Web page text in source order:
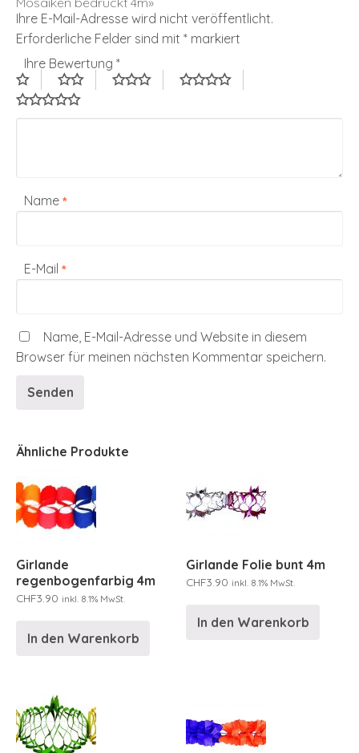
Ihre E-Mail-Adresse wird nicht veröffentlicht.
Erforderliche Felder sind mit * markiert
Ihre Bewertung *
Name *
E-Mail *
Name, E-Mail-Adresse und Website in diesem
Browser für meinen nächsten Kommentar speichern.
Ähnliche Produkte
Girlande
regenbogenfarbig 4m
CHF3.90 inkl. 8.1% MwSt.
In den Warenkorb
Girlande Folie bunt 4m
CHF3.90 inkl. 8.1% MwSt.
In den Warenkorb